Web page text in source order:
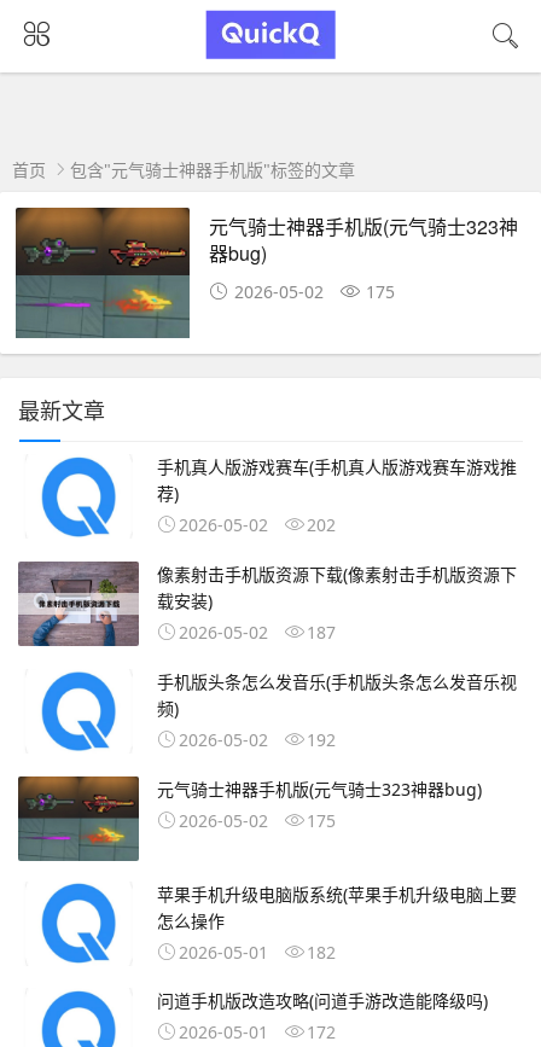
首页 包含"元气骑士神器手机版"标签的文章
元气骑士神器手机版(元气骑士323神
器bug)
2026-05-02 175
最新文章
手机真人版游戏赛车(手机真人版游戏赛车游戏推
荐)
2026-05-02
202
像素射击手机版资源下载(像素射击手机版资源下
载安装)
2026-05-02
187
手机版头条怎么发音乐(手机版头条怎么发音乐视
频)
2026-05-02
192
元气骑士神器手机版(元气骑士323神器bug)
2026-05-02
175
苹果手机升级电脑版系统(苹果手机升级电脑上要
怎么操作
2026-05-01
182
问道手机版改造攻略(问道手游改造能降级吗)
2026-05-01
172